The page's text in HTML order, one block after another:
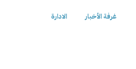
الادارة غرفة الأخبار